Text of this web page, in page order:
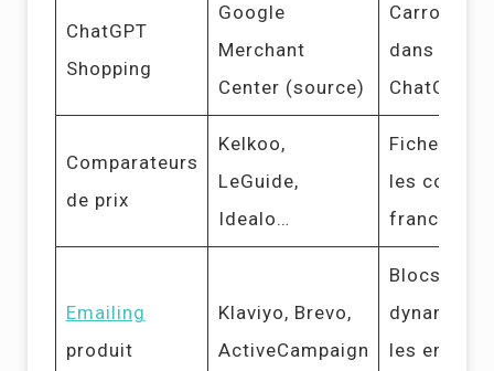
ChatGPT
Shopping
Google
Merchant
Center (source)
dans les
ChatGPT
Comparateurs
de prix
Kelkoo,
LeGuide,
Idealo…
Fiches
les
Emailing
produit
Klaviyo, Brevo,
ActiveCampaign
Blocs
les emails